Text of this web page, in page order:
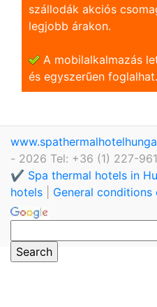
szállodák akciós
legjobb árakon.
A mobilalkalmazás
és egyszerũen foglalhat.
- 2026 Tel: +36 (1) 227-
✔️ Spa thermal hotels in
hotels
General conditions